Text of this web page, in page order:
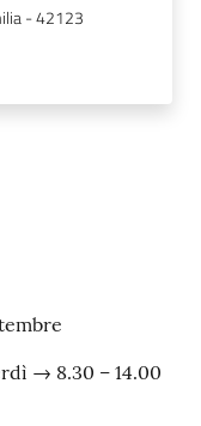
- 42123
→ 8.30 – 14.00